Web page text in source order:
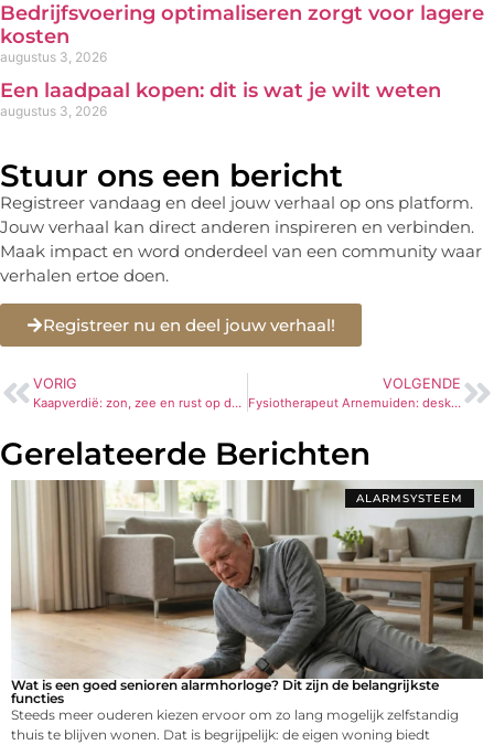
Bedrijfsvoering optimaliseren zorgt voor lagere
kosten
augustus 3, 2026
Een laadpaal kopen: dit is wat je wilt weten
augustus 3, 2026
Stuur ons een bericht
Registreer vandaag en deel jouw verhaal op ons platform.
Jouw verhaal kan direct anderen inspireren en verbinden.
Maak impact en word onderdeel van een community waar
verhalen ertoe doen.
Registreer nu en deel jouw verhaal!
VORIG
Kaapverdië: zon, zee en rust op de strandeilanden Sal en Boa Vista
VOLGENDE
Fysiotherapeut Arnemuiden: deskundige zorg voor herstel en beweging
Gerelateerde Berichten
ALARMSYSTEEM
Wat is een goed senioren alarmhorloge? Dit zijn de belangrijkste
functies
Steeds meer ouderen kiezen ervoor om zo lang mogelijk zelfstandig
thuis te blijven wonen. Dat is begrijpelijk: de eigen woning biedt